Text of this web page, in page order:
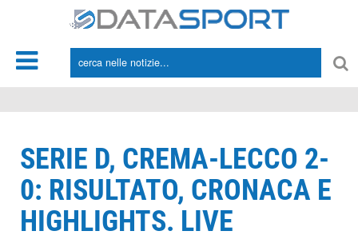
SERIE D, CREMA-LECCO 2-
0: RISULTATO, CRONACA E
HIGHLIGHTS. LIVE